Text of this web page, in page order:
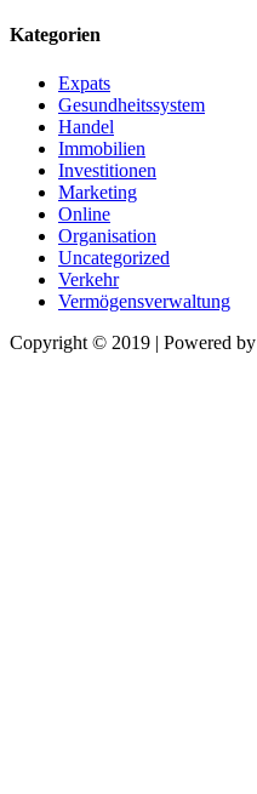
Kategorien
Expats
Gesundheitssystem
Handel
Immobilien
Investitionen
Marketing
Online
Organisation
Uncategorized
Verkehr
Vermögensverwaltung
Copyright © 2019 | Powered by